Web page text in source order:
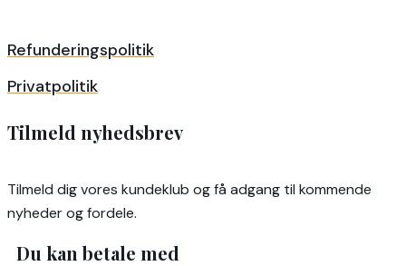
Refunderingspolitik
Privatpolitik
Tilmeld nyhedsbrev
Tilmeld dig vores kundeklub og få adgang til kommende
nyheder og fordele.
Du kan betale med